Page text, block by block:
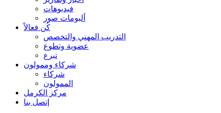
فيديوهات
ألبومات صور
كُن فعالاً
التدريب المهني والتخصص
عضوية وتطوع
تبرع
شركاء وممولون
شركاء
الممولون
مركز الكرمل
إتصل بنا